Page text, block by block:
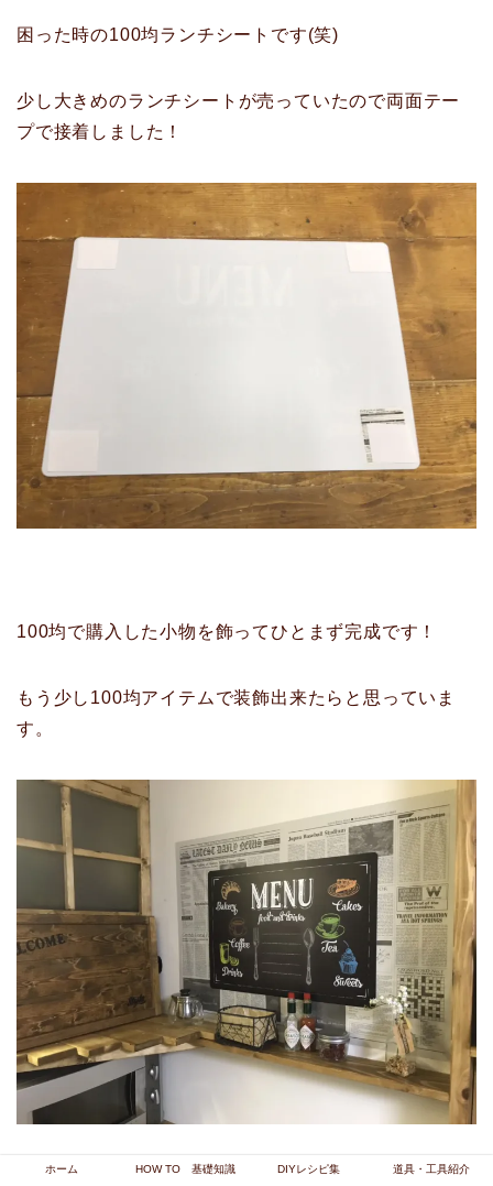
困った時の100均ランチシートです(笑)
少し大きめのランチシートが売っていたので両面テー
プで接着しました！
100均で購入した小物を飾ってひとまず完成です！
もう少し100均アイテムで装飾出来たらと思っていま
す。
ホーム HOW TO 基礎知識 DIYレシピ集 道具・工具紹介